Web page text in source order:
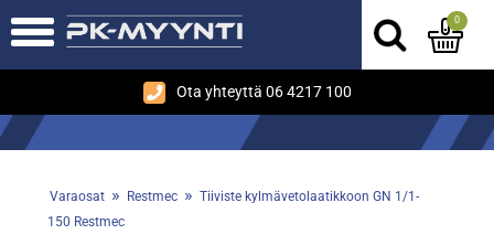
Ota yhteyttä 06 4217 100
0
Varaosat » Restmec » Tiiviste kylmävetolaatikkoon GN 1/1-
150 Restmec